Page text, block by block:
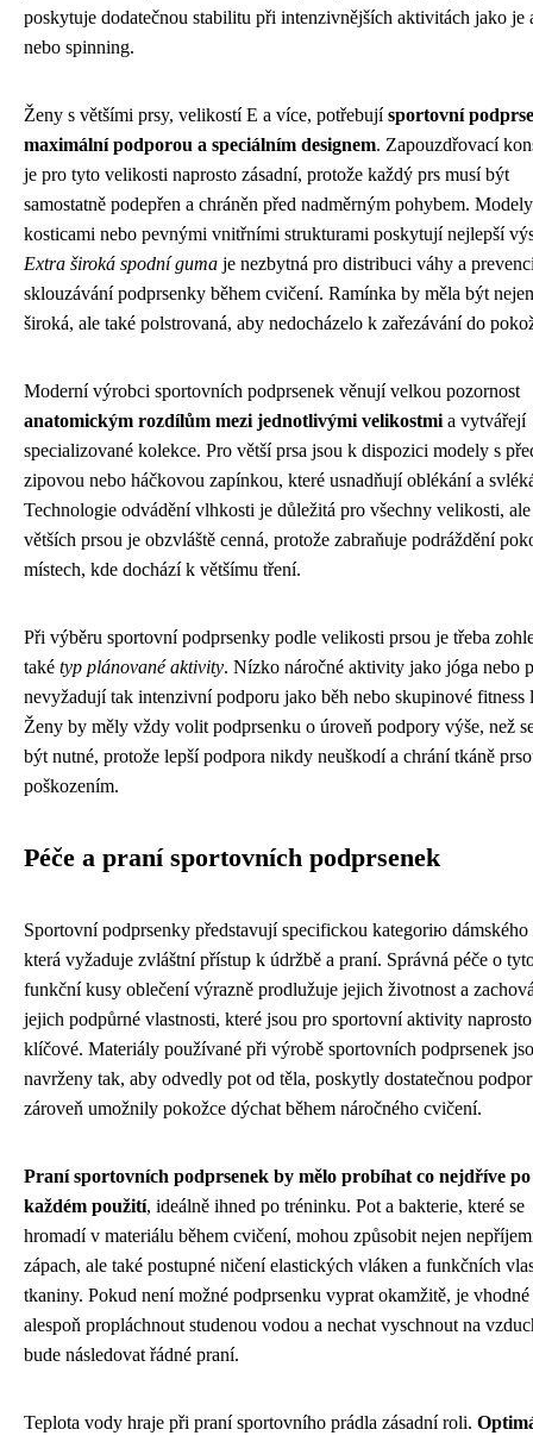
poskytuje dodatečnou stabilitu při intenzivnějších aktivitách jako je
nebo spinning.
Ženy s většími prsy, velikostí E a více, potřebujísportovní
maximální podporou a speciálním designem. Zapouzdřovací
je pro tyto velikosti naprosto zásadní, protože každý prs musí být
samostatně podepřen a chráněn před nadměrným pohybem.
kosticami nebo pevnými vnitřními strukturami poskytují nejlepší
Extra široká spodní guma je nezbytná pro distribuci váhy a
sklouzávání podprsenky během cvičení. Ramínka by měla být nejen
široká, ale také polstrovaná, aby nedocházelo k zařezávání do
Moderní výrobci sportovních podprsenek věnují velkou pozornost
anatomickým rozdílům mezi jednotlivými velikostmi a vytvářejí
specializované kolekce. Pro větší prsa jsou k dispozici modely s
zipovou nebo háčkovou zapínkou, které usnadňují oblékání a
Technologie odvádění vlhkosti je důležitá pro všechny velikosti,
větších prsou je obzvláště cenná, protože zabraňuje podráždění
místech, kde dochází k většímu tření.
Při výběru sportovní podprsenky podle velikosti prsou je třeba
také typ plánované aktivity. Nízko náročné aktivity jako jóga nebo
nevyžadují tak intenzivní podporu jako běh nebo skupinové fitness
Ženy by měly vždy volit podprsenku o úroveň podpory výše, než
být nutné, protože lepší podpora nikdy neuškodí a chrání tkáně
poškozením.
Péče a praní sportovních podprsenek
Sportovní podprsenky představují specifickou kategorію dámského
která vyžaduje zvláštní přístup k údržbě a praní. Správná péče o
funkční kusy oblečení výrazně prodlužuje jejich životnost a
jejich podpůrné vlastnosti, které jsou pro sportovní aktivity naprosto
klíčové. Materiály používané při výrobě sportovních podprsenek
navrženy tak, aby odvedly pot od těla, poskytly dostatečnou
zároveň umožnily pokožce dýchat během náročného cvičení.
Praní sportovních podprsenek by mělo probíhat co nejdříve po
každém použití, ideálně ihned po tréninku. Pot a bakterie, které se
hromadí v materiálu během cvičení, mohou způsobit nejen
zápach, ale také postupné ničení elastických vláken a funkčních
tkaniny. Pokud není možné podprsenku vyprat okamžitě, je
alespoň propláchnout studenou vodou a nechat vyschnout na
bude následovat řádné praní.
Teplota vody hraje při praní sportovního prádla zásadní roli.